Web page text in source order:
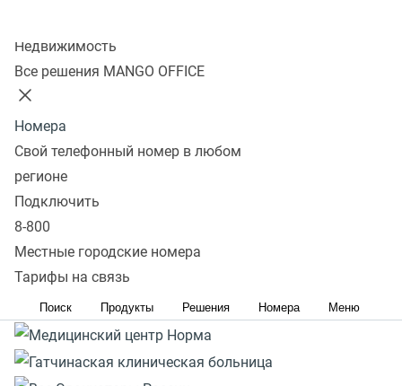
Недвижимость
Все решения MANGO OFFICE
Номера
Свой телефонный номер в любом
регионе
Подключить
8-800
Местные городские номера
Тарифы на связь
Поиск Продукты Решения Номера Меню
и правилах проведения акции расположена на сайте
https://www.mango-office.ru/promo-page/podderzka-
malogo-biznesa/